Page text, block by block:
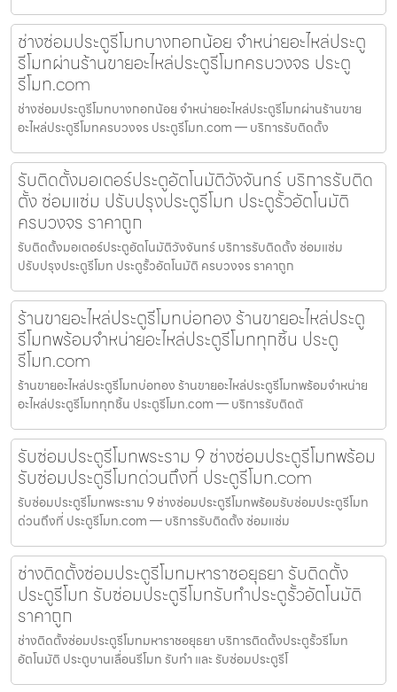
ช่างซ่อมประตูรีโมทบางกอกน้อย จำหน่ายอะไหล่ประตู
รีโมทผ่านร้านขายอะไหล่ประตูรีโมทครบวงจร ประตู
รีโมท.com
ช่างซ่อมประตูรีโมทบางกอกน้อย จำหน่ายอะไหล่ประตูรีโมทผ่านร้านขาย
อะไหล่ประตูรีโมทครบวงจร ประตูรีโมท.com — บริการรับติดตั้ง
รับติดตั้งมอเตอร์ประตูอัตโนมัติวังจันทร์ บริการรับติด
ตั้ง ซ่อมแซ่ม ปรับปรุงประตูรีโมท ประตูรั้วอัตโนมัติ
ครบวงจร ราคาถูก
รับติดตั้งมอเตอร์ประตูอัตโนมัติวังจันทร์ บริการรับติดตั้ง ซ่อมแซ่ม
ปรับปรุงประตูรีโมท ประตูรั้วอัตโนมัติ ครบวงจร ราคาถูก
ร้านขายอะไหล่ประตูรีโมทบ่อทอง ร้านขายอะไหล่ประตู
รีโมทพร้อมจำหน่ายอะไหล่ประตูรีโมททุกชิ้น ประตู
รีโมท.com
ร้านขายอะไหล่ประตูรีโมทบ่อทอง ร้านขายอะไหล่ประตูรีโมทพร้อมจำหน่าย
อะไหล่ประตูรีโมททุกชิ้น ประตูรีโมท.com — บริการรับติดตั
รับซ่อมประตูรีโมทพระราม 9 ช่างซ่อมประตูรีโมทพร้อม
รับซ่อมประตูรีโมทด่วนถึงที่ ประตูรีโมท.com
รับซ่อมประตูรีโมทพระราม 9 ช่างซ่อมประตูรีโมทพร้อมรับซ่อมประตูรีโมท
ด่วนถึงที่ ประตูรีโมท.com — บริการรับติดตั้ง ซ่อมแซ่ม
ช่างติดตั้งซ่อมประตูรีโมทมหาราชอยุธยา รับติดตั้ง
ประตูรีโมท รับซ่อมประตูรีโมทรับทำประตูรั้วอัตโนมัติ
ราคาถูก
ช่างติดตั้งซ่อมประตูรีโมทมหาราชอยุธยา บริการติดตั้งประตูรั้วรีโมท
อัตโนมัติ ประตูบานเลื่อนรีโมท รับทำ และ รับซ่อมประตูรีโ